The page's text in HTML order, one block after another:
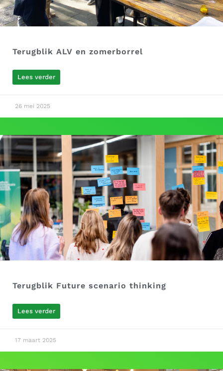
Terugblik ALV en zomerborrel
Lees verder
26 mei 2025
Terugblik Future scenario thinking
Lees verder
17 maart 2025